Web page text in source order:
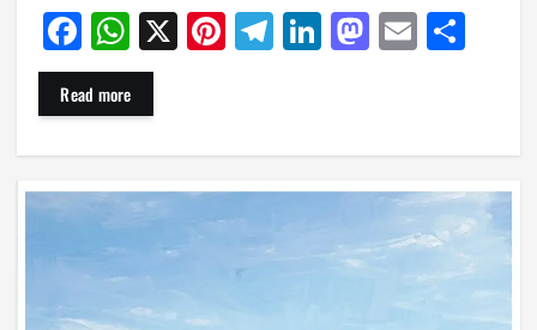
Fa
ce
bo
ok
W
ha
ts
A
pp
X Pi
nt
es
t
Te
le
a
m
Li
nk
In
M
as
do
n
E
m
Sh
ar
Read more